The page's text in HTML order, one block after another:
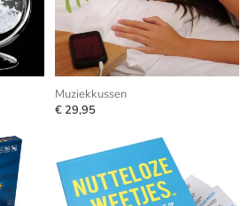
Muziekkussen
€ 29,95